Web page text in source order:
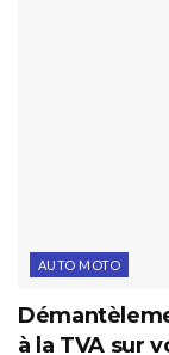
AUTO MOTO
à la TVA sur